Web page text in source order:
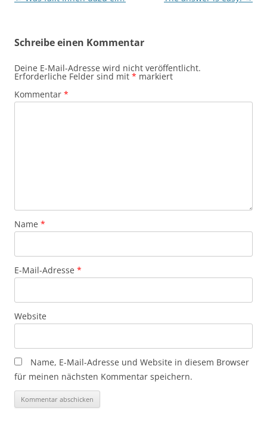
Schreibe einen Kommentar
Deine E-Mail-Adresse wird nicht veröffentlicht.
Erforderliche Felder sind mit * markiert
Kommentar *
Name *
E-Mail-Adresse *
Website
Name, E-Mail-Adresse und Website in diesem Browser
für meinen nächsten Kommentar speichern.